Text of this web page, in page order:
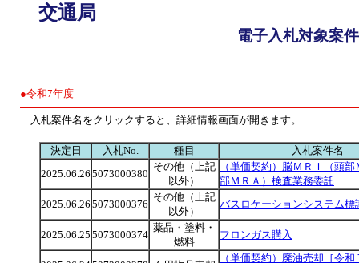
交通局
電子入札対象案
●令和7年度
入札案件名をクリックすると、詳細情報画面が開きます。
決定日 入札No. 種目
入札案件名
2025.06.26 5073000380
その他（上記
以外）
（単価契約）脳ＭＲＩ（頭
部ＭＲＡ）検査業務委託
2025.06.26 5073000376
その他（上記
以外）
バスロケーションシステム標
2025.06.25 5073000374
薬品・塗料・
燃料
フロンガス購入
（単価契約）廃油売却［令